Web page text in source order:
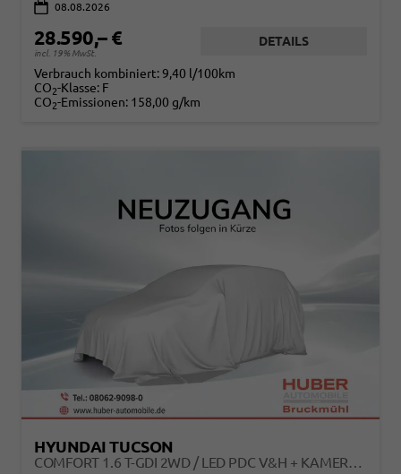
08.08.2026
28.590,– €
incl. 19% MwSt.
DETAILS
Verbrauch kombiniert: 9,40 l/100km
CO2-Klasse: F
CO2-Emissionen: 158,00 g/km
HYUNDAI TUCSON
COMFORT 1.6 T-GDI 2WD / LED PDC V&H + KAMERA SITZ LENKRADHEIZUNG ALU 18"